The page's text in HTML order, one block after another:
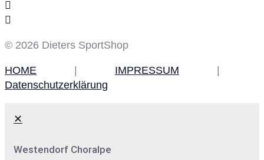
© 2026 Dieters SportShop
HOME IMPRESSUM
Datenschutzerklärung
✕
Westendorf Choralpe